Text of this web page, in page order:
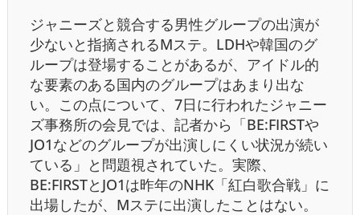
ジャニーズと競合する男性グループの出演が
少ないと指摘されるMステ。LDHや韓国のグ
ループは登場することがあるが、アイドル的
な要素のある国内のグループはあまり出な
い。この点について、7日に行われたジャニー
ズ事務所の会見では、記者から「BE:FIRSTや
JO1などのグループが出演しにくい状況が続い
ている」と問題視されていた。実際、
BE:FIRSTとJO1は昨年のNHK「紅白歌合戦」に
出場したが、Mステに出演したことはない。